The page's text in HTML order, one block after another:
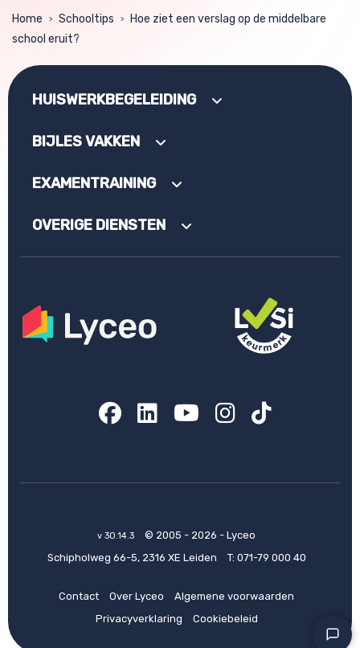
Home > Schooltips >
Hoe ziet een verslag op de middelbare
school eruit?
HUISWERKBEGELEIDING
BIJLES VAKKEN
EXAMENTRAINING
OVERIGE DIENSTEN
Facebook
LinkedIn
YouTube
Instagram
TikTok
v 30.14.3
© 2005 - 2026 - Lyceo
Schipholweg 66-5, 2316 XE Leiden
T: 071-79 000 40
Contact Over Lyceo
Algemene voorwaarden
Privacyverklaring
Cookiebeleid